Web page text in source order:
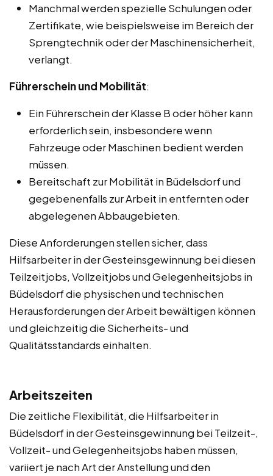
Manchmal werden spezielle Schulungen oder
Zertifikate, wie beispielsweise im Bereich der
Sprengtechnik oder der Maschinensicherheit,
verlangt.
Führerschein und Mobilität:
Ein Führerschein der Klasse B oder höher kann
erforderlich sein, insbesondere wenn
Fahrzeuge oder Maschinen bedient werden
müssen.
Bereitschaft zur Mobilität in Büdelsdorf und
gegebenenfalls zur Arbeit in entfernten oder
abgelegenen Abbaugebieten.
Diese Anforderungen stellen sicher, dass
Hilfsarbeiter in der Gesteinsgewinnung bei diesen
Teilzeitjobs, Vollzeitjobs und Gelegenheitsjobs in
Büdelsdorf die physischen und technischen
Herausforderungen der Arbeit bewältigen können
und gleichzeitig die Sicherheits- und
Qualitätsstandards einhalten.
Arbeitszeiten
Die zeitliche Flexibilität, die Hilfsarbeiter in
Büdelsdorf in der Gesteinsgewinnung bei Teilzeit-,
Vollzeit- und Gelegenheitsjobs haben müssen,
variiert je nach Art der Anstellung und den